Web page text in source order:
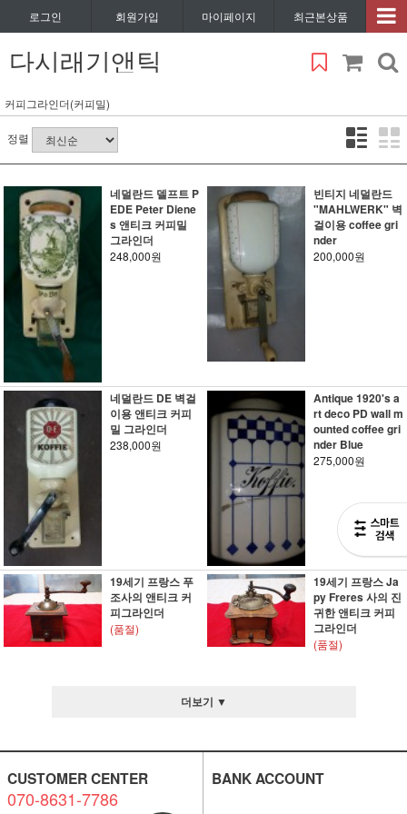
로그인 회원가입 마이페이지 최근본상품
다시래기앤틱
커피그라인더(커피밀)
정렬
네덜란드 델프트 P
EDE Peter Diene
s 앤티크 커피밀
그라인더
248,000원
빈티지 네덜란드
"MAHLWERK" 벽
걸이용 coffee gri
nder
200,000원
네덜란드 DE 벽걸
이용 앤티크 커피
밀 그라인더
238,000원
Antique 1920's a
rt deco PD wall m
ounted coffee gri
nder Blue
275,000원
19세기 프랑스 푸
조사의 앤티크 커
피그라인더
(품절)
19세기 프랑스 Ja
py Freres 사의 진
귀한 앤티크 커피
그라인더
(품절)
더보기 ▼
CUSTOMER CENTER
070-8631-7786
BANK ACCOUNT